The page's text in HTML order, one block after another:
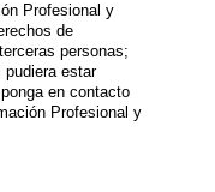
Profesional y
de
personas;
pudiera estar
en contacto
Profesional y